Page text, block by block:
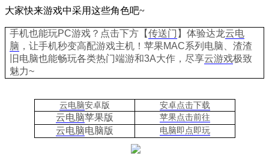
大家快来游戏中采用这些角色吧~
手机也能玩PC游戏？点击下方【传送门 】体验达龙云电
脑 ，让手机秒变高配游戏主机 ！苹果MAC系列电脑、渣渣
旧电脑也能畅玩各类热门端游和3A大作， 尽享云游戏极致
魅力~
云电脑安卓版 安卓点击下载
云电脑苹果版 苹果点击前往
云电脑电脑版 电脑即点即玩